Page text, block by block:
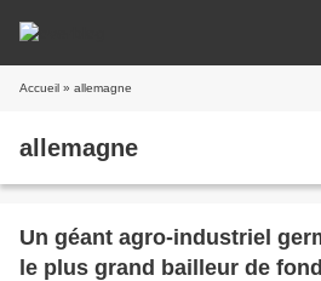
Accueil » allemagne
allemagne
Un géant agro-industriel
le plus grand bailleur de